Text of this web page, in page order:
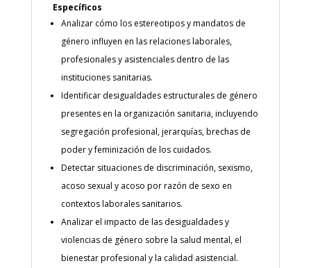
Específicos
Analizar cómo los estereotipos y mandatos de
género influyen en las relaciones laborales,
profesionales y asistenciales dentro de las
instituciones sanitarias.
Identificar desigualdades estructurales de género
presentes en la organización sanitaria, incluyendo
segregación profesional, jerarquías, brechas de
poder y feminización de los cuidados.
Detectar situaciones de discriminación, sexismo,
acoso sexual y acoso por razón de sexo en
contextos laborales sanitarios.
Analizar el impacto de las desigualdades y
violencias de género sobre la salud mental, el
bienestar profesional y la calidad asistencial.